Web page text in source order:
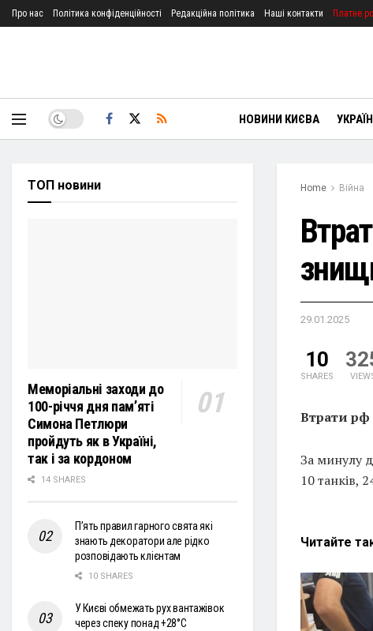
Про нас Політика конфіденційності Редакційна політика Наші контакти Платне
НОВИНИ КИЄВА
Home Війна
29.01.2025
10
SHARES
Втрати рф
За минулу
10 танків,
Читайте
ТОП новини
Меморіальні заходи до
100-річчя дня пам’яті
Симона Петлюри
пройдуть як в Україні,
так і за кордоном
14 SHARES
П’ять правил гарного свята які
знають декоратори але рідко
розповідають клієнтам
10 SHARES
У Києві обмежать рух вантажівок
через спеку понад +28°С